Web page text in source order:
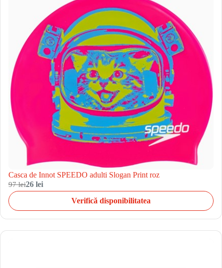
Casca de Innot SPEEDO adulti Slogan Print roz
97 lei26 lei
Verifică disponibilitatea